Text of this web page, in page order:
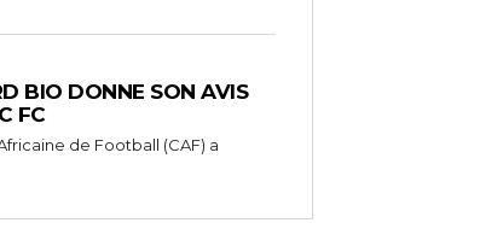
BIO DONNE SON AVIS
FC
de Football (CAF) a